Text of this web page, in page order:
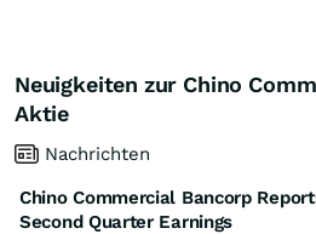
Neuigkeiten zur Chino
Aktie
Nachrichten
Chino Commercial Bancorp
Second Quarter Earnings